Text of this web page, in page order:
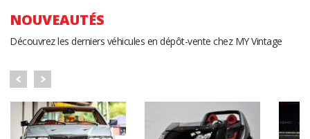
NOUVEAUTÉS
Découvrez les derniers véhicules en dépôt-vente chez MY Vintage